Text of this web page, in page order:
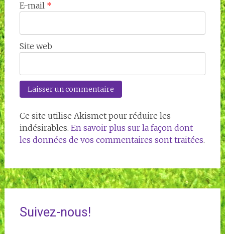
E-mail *
Site web
Ce site utilise Akismet pour réduire les
indésirables. En savoir plus sur la façon dont
les données de vos commentaires sont traitées.
Suivez-nous!